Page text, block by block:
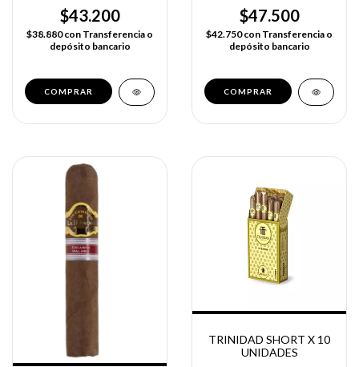
$43.200
$38.880con Transferencia o
depósito bancario
$47.500
$42.750con Transferencia o
depósito bancario
TRINIDAD SHORT X 10
UNIDADES